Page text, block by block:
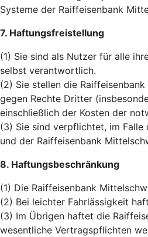
Systeme der Raiffeisenbank
7. Haftungsfreistellung
(1) Sie sind als Nutzer für alle
selbst verantwortlich.
(2) Sie stellen die
gegen Rechte Dritter
einschließlich der Kosten der
(3) Sie sind verpflichtet, im
und der Raiffeisenbank
8. Haftungsbeschränkung
(1) Die Raiffeisenbank
(2) Bei leichter Fahrlässigkeit
(3) Im Übrigen haftet die
wesentliche Vertragspflichten